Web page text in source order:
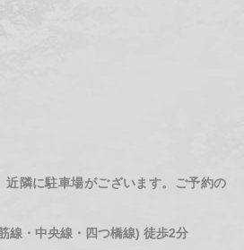
近隣に駐車場がございます。ご予約の
線・中央線・四つ橋線) 徒歩2分